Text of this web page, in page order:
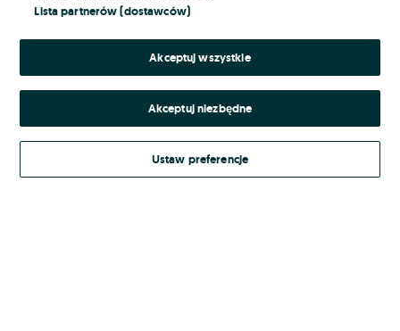
Kontynuując za pośrednictwem jednego z dostawców wskazanych powyżej,
Regulamin serwisu OLX.pl w jego aktualnym brzmieniu.
Lista partnerów (dostawców)
Akceptuj wszystkie
Akceptuj niezbędne
Ustaw preferencje